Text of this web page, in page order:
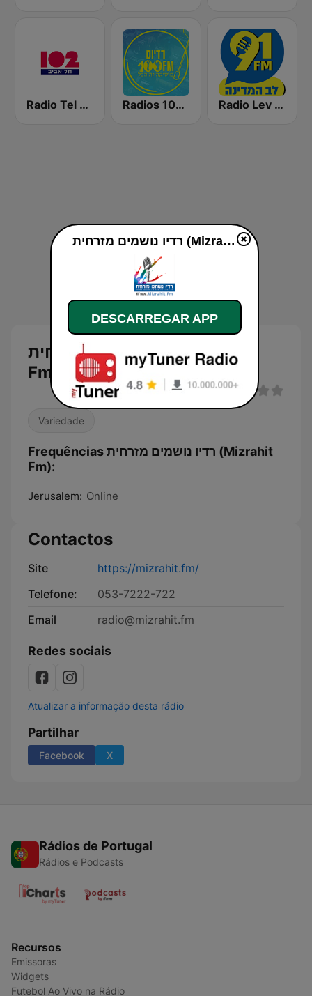
Radio Tel Aviv 102FM (רדיו תל אביב) Radios 100FM (רדיוס) Radio Lev HaMedina 91 FM (לב המדינה)
רדיו נושמים מזרחית (Mizrahit
Fm)
Variedade
Frequências רדיו נושמים מזרחית (Mizrahit
Fm):
Jerusalem: Online
Contactos
Site
https://mizrahit.fm/
Telefone:
053-7222-722
Email
radio@mizrahit.fm
Redes sociais
Atualizar a informação desta rádio
Partilhar
Facebook X
Rádios de Portugal
Rádios e Podcasts
Recursos
Emissoras
Widgets
Futebol Ao Vivo na Rádio
רדיו נושמים מזרחית (Mizrahit Fm) online
DESCARREGAR APP